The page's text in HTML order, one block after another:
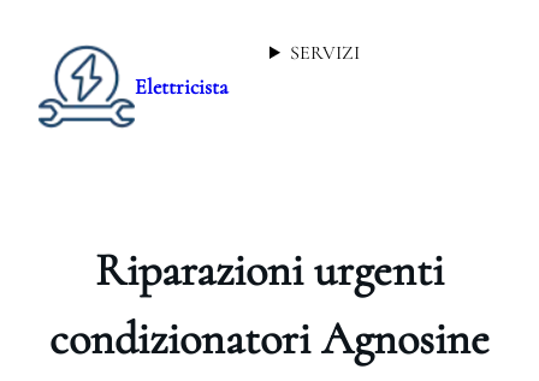
Elettricista
SERVIZI
Riparazioni urgenti
condizionatori Agnosine